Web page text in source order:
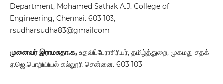
Department, Mohamed Sathak A.J. College of
Engineering, Chennai. 603 103,
rsudharsudha83@gmailcom
முனைவர் இராமசுதா.க, உதவிப்பேராசிரியர், தமிழ்த்துறை, முகமது சதக்
ஏ.ஜெ.பொறியியல் கல்லூரி சென்னை. 603 103